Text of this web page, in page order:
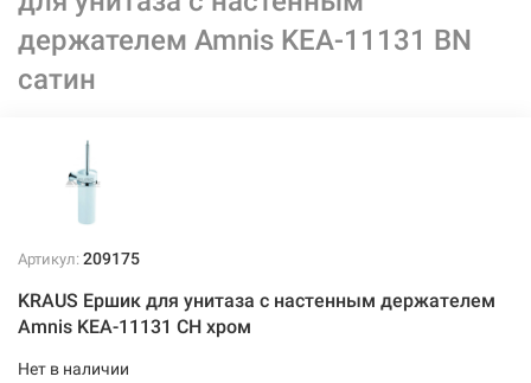
держателем Amnis KEA-11131 BN
сатин
Артикул: 209175
KRAUS Ершик для унитаза с настенным держателем
Amnis KEA-11131 CH хром
Нет в наличии